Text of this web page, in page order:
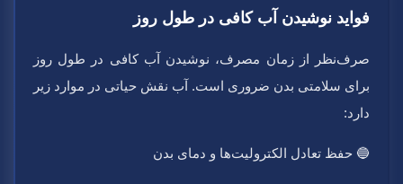
فواید نوشیدن آب کافی در طول روز
صرف‌نظر از زمان مصرف، نوشیدن آب کافی در طول روز
برای سلامتی بدن ضروری است. آب نقش حیاتی در موارد زیر
دارد:
🔵 حفظ تعادل الکترولیت‌ها و دمای بدن